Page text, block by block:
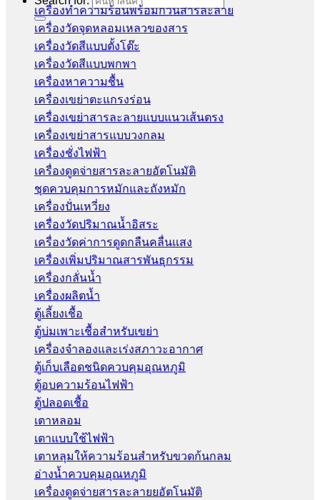
เครื่องทำความร้อนพร้อมกวนสารละลาย
เครื่องวัดจุดหลอมเหลวของสาร
เครื่องวัดสีแบบตั้งโต๊ะ
เครื่องวัดสีแบบพกพา
เครื่องหาความชื้น
เครื่องเขย่าตะแกรงร่อน
เครื่องเขย่าสารละลายแบบแนวเส้นตรง
เครื่องเขย่าสารแบบวงกลม
เครื่องชั่งไฟฟ้า
เครื่องดูดจ่ายสารละลายอัตโนมัติ
ชุดควบคุมการหมักและถังหมัก
เครื่องปั่นเหวี่ยง
เครื่องวัดปริมาณน้ำอิสระ
เครื่องวัดค่าการดูดกลืนคลื่นแสง
เครื่องเพิ่มปริมาณสารพันธุกรรม
เครื่องกลั่นน้ำ
เครื่องผลิตน้ำ
ตู้เลี้ยงเชื้อ
ตู้บ่มเพาะเชื้อสำหรับเขย่า
เครื่องจำลองและเร่งสภาวะอากาศ
ตู้เก็บเลือดชนิดควบคุมอุณหภูมิ
ตู้อบความร้อนไฟฟ้า
ตู้ปลอดเชื้อ
เตาหลอม
เตาแบบใช้ไฟฟ้า
เตาหลุมให้ความร้อนสำหรับขวดก้นกลม
อ่างน้ำควบคุมอุณหภูมิ
เครื่องดูดจ่ายสารละลายยอัตโนมัติ